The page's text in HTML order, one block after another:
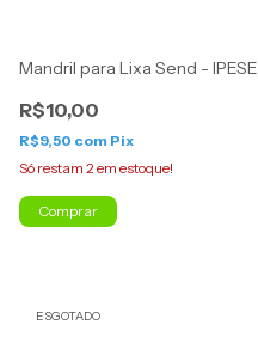
Mandril para Lixa Send - IPESE
R$10,00
R$9,50 com Pix
Só restam 2em estoque!
ESGOTADO